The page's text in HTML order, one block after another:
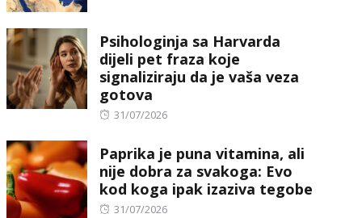
Psihologinja sa Harvarda
dijeli pet fraza koje
signaliziraju da je vaša veza
gotova
Posted
31/07/2026
Paprika je puna vitamina, ali
nije dobra za svakoga: Evo
kod koga ipak izaziva tegobe
Posted
31/07/2026